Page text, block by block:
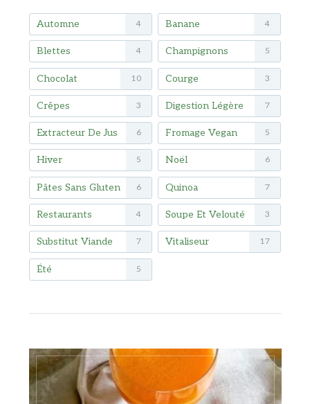
Automne 4 Banane 4
Blettes 4 Champignons 5
Chocolat 10 Courge 3
Crêpes 3 Digestion Légère 7
Extracteur De Jus 6 Fromage Vegan 5
Hiver 5 Noël 6
Pâtes Sans Gluten 6 Quinoa 7
Restaurants 4 Soupe Et Velouté 3
Substitut Viande 7 Vitaliseur 17
Été 5